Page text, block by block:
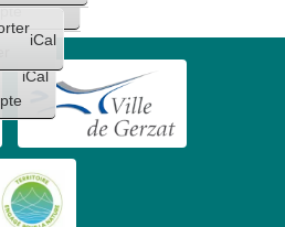
iCal
iCal